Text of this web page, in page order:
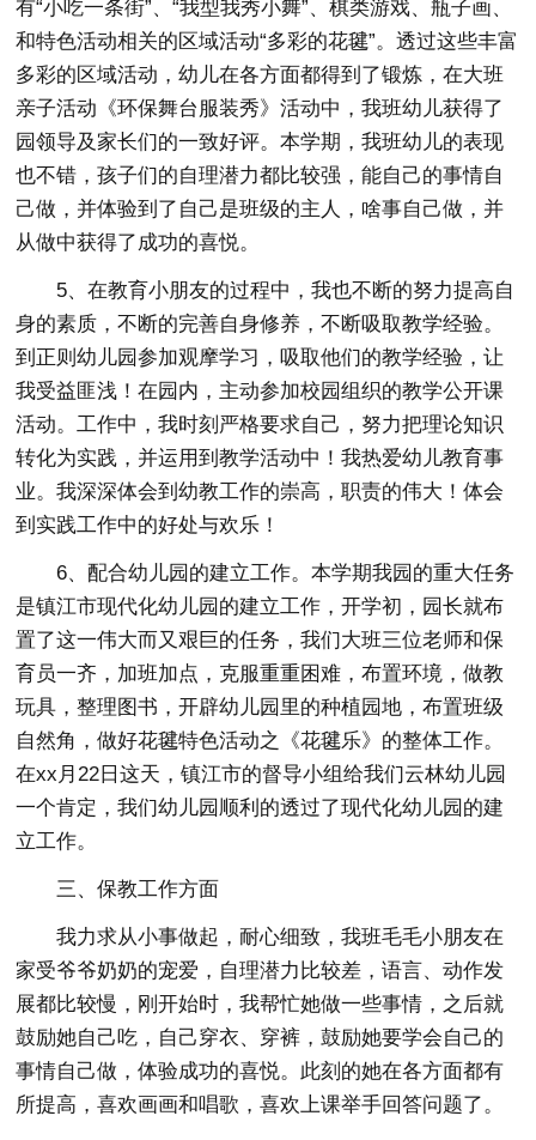
有“小吃一条街”、“我型我秀小舞”、棋类游戏、瓶子画、
和特色活动相关的区域活动“多彩的花毽”。透过这些丰富
多彩的区域活动，幼儿在各方面都得到了锻炼，在大班
亲子活动《环保舞台服装秀》活动中，我班幼儿获得了
园领导及家长们的一致好评。本学期，我班幼儿的表现
也不错，孩子们的自理潜力都比较强，能自己的事情自
己做，并体验到了自己是班级的主人，啥事自己做，并
从做中获得了成功的喜悦。
5、在教育小朋友的过程中，我也不断的努力提高自
身的素质，不断的完善自身修养，不断吸取教学经验。
到正则幼儿园参加观摩学习，吸取他们的教学经验，让
我受益匪浅！在园内，主动参加校园组织的教学公开课
活动。工作中，我时刻严格要求自己，努力把理论知识
转化为实践，并运用到教学活动中！我热爱幼儿教育事
业。我深深体会到幼教工作的崇高，职责的伟大！体会
到实践工作中的好处与欢乐！
6、配合幼儿园的建立工作。本学期我园的重大任务
是镇江市现代化幼儿园的建立工作，开学初，园长就布
置了这一伟大而又艰巨的任务，我们大班三位老师和保
育员一齐，加班加点，克服重重困难，布置环境，做教
玩具，整理图书，开辟幼儿园里的种植园地，布置班级
自然角，做好花毽特色活动之《花毽乐》的整体工作。
在xx月22日这天，镇江市的督导小组给我们云林幼儿园
一个肯定，我们幼儿园顺利的透过了现代化幼儿园的建
立工作。
三、保教工作方面
我力求从小事做起，耐心细致，我班毛毛小朋友在
家受爷爷奶奶的宠爱，自理潜力比较差，语言、动作发
展都比较慢，刚开始时，我帮忙她做一些事情，之后就
鼓励她自己吃，自己穿衣、穿裤，鼓励她要学会自己的
事情自己做，体验成功的喜悦。此刻的她在各方面都有
所提高，喜欢画画和唱歌，喜欢上课举手回答问题了。